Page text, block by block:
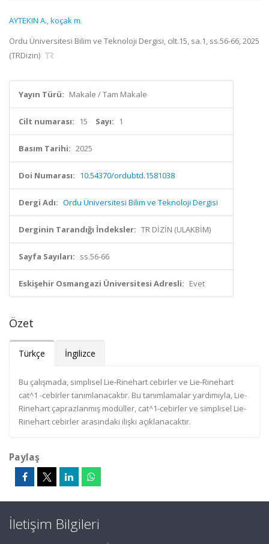
AYTEKIN A.,koçak m.
Ordu Üniversitesi Bilim ve Teknoloji Dergisi, cilt.15, sa.1, ss.56-66, 2025
(TRDizin)
Yayın Türü: Makale / Tam Makale
Cilt numarası: 15 Sayı: 1
Basım Tarihi: 2025
Doi Numarası: 10.54370/ordubtd.1581038
Dergi Adı: Ordu Üniversitesi Bilim ve Teknoloji Dergisi
Derginin Tarandığı İndeksler: TR DİZİN (ULAKBİM)
Sayfa Sayıları: ss.56-66
Eskişehir Osmangazi Üniversitesi Adresli: Evet
Özet
Türkçe İngilizce
Bu çalışmada, simplisel Lie-Rinehart cebirler ve Lie-Rinehart
cat^1 -cebirler tanımlanacaktır. Bu tanımlamalar yardımıyla, Lie-
Rinehart çaprazlanmış modüller, cat^1-cebirler ve simplisel Lie-
Rinehart cebirler arasındaki ilişki açıklanacaktır.
Paylaş
İletişim Bilgileri